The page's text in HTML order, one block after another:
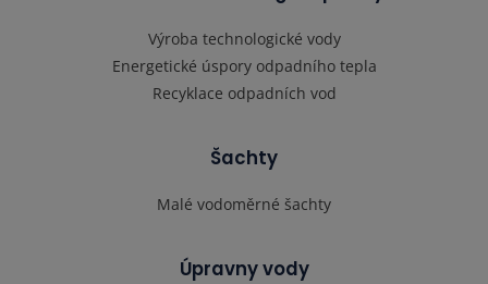
Výroba technologické vody
Energetické úspory odpadního tepla
Recyklace odpadních vod
Šachty
Malé vodoměrné šachty
Úpravny vody